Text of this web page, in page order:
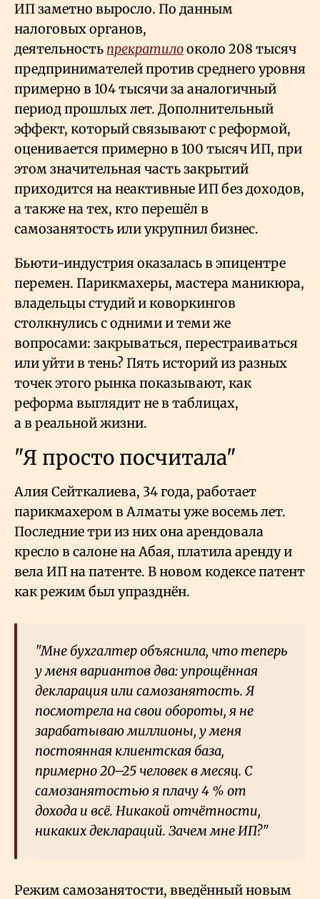
ИП заметно выросло. По данным
налоговых органов,
деятельность прекратилооколо 208 тысяч
предпринимателей против среднего уровня
примерно в 104 тысячи за аналогичный
период прошлых лет. Дополнительный
эффект, который связывают с реформой,
оценивается примерно в 100 тысяч ИП, при
этом значительная часть закрытий
приходится на неактивные ИП без доходов,
а также на тех, кто перешёл в
самозанятость или укрупнил бизнес.
Бьюти-индустрия оказалась в эпицентре
перемен. Парикмахеры, мастера маникюра,
владельцы студий и коворкингов
столкнулись с одними и теми же
вопросами: закрываться, перестраиваться
или уйти в тень? Пять историй из разных
точек этого рынка показывают, как
реформа выглядит не в таблицах,
а в реальной жизни.
"Я просто посчитала"
Алия Сейткалиева, 34 года, работает
парикмахером в Алматы уже восемь лет.
Последние три из них она арендовала
кресло в салоне на Абая, платила аренду и
вела ИП на патенте. В новом кодексе патент
как режим был упразднён.
"Мне бухгалтер объяснила, что теперь
у меня вариантов два: упрощённая
декларация или самозанятость. Я
посмотрела на свои обороты, я не
зарабатываю миллионы, у меня
постоянная клиентская база,
примерно 20–25 человек в месяц. С
самозанятостью я плачу 4 % от
дохода и всё. Никакой отчётности,
никаких деклараций. Зачем мне ИП?"
Режим самозанятости, введённый новым